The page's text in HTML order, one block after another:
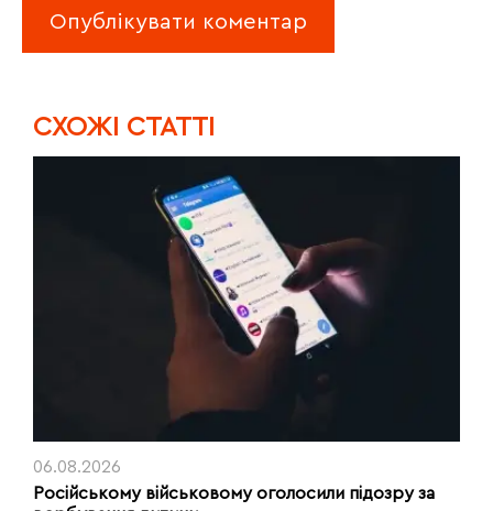
CХОЖІ СТАТТІ
06.08.2026
Російському військовому оголосили підозру за